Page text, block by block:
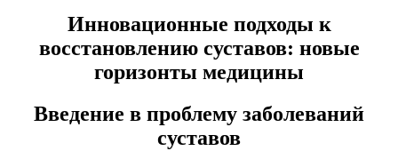
Инновационные подходы к
восстановлению суставов: новые
горизонты медицины
Введение в проблему заболеваний
суставов